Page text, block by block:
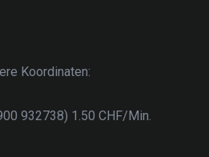
Koordinaten:
932738) 1.50 CHF/Min.